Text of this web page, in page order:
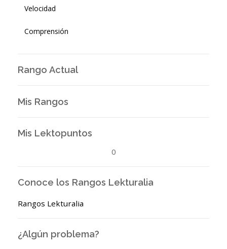
Velocidad
Comprensión
Rango Actual
Mis Rangos
Mis Lektopuntos
0
Conoce los Rangos Lekturalia
Rangos Lekturalia
¿Algún problema?